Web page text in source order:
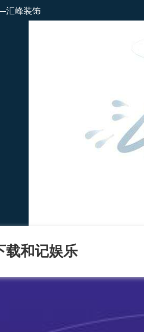
汇峰装饰
载和记娱乐